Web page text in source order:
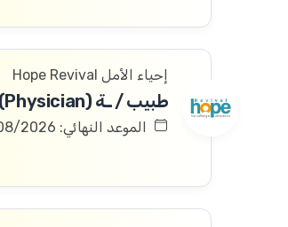
إحياء الأمل Hope Revival
طبيب / ـة (Physician)
الموعد النهائي: 10/08/2026